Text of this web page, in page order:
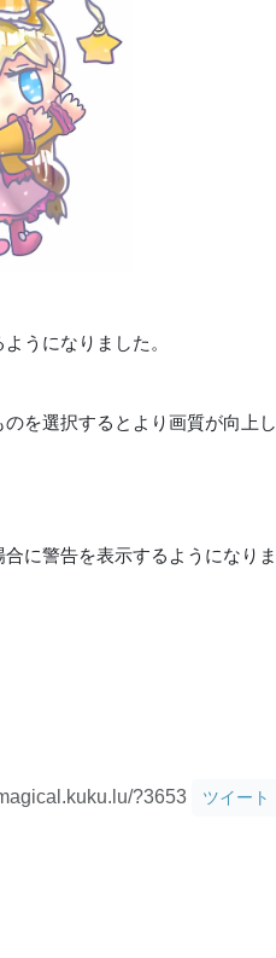
うになりました。
を選択するとより画質が向上し
に警告を表示するようになりま
?3653 ツイート